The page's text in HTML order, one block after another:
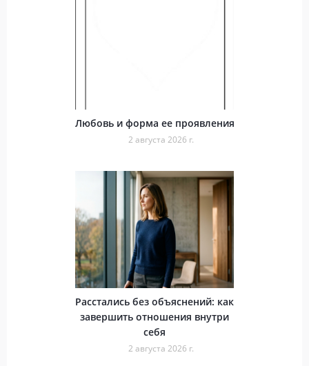
Любовь и форма ее проявления
2 августа 2026 г.
Расстались без объяснений: как
завершить отношения внутри
себя
2 августа 2026 г.